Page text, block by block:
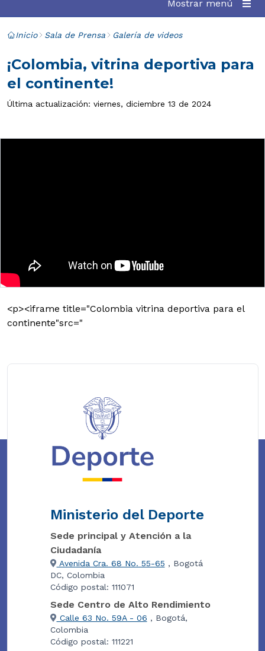
Mostrar menú
Inicio Sala de Prensa Galería de videos
¡Colombia, vitrina deportiva para
el continente!
Última actualización: viernes, diciembre 13 de 2024
<p><iframe title="Colombia vitrina deportiva para el
continente"src="
Ministerio del Deporte
Sede principal y Atención a la
Ciudadanía
Avenida Cra. 68 No. 55-65 , Bogotá
DC, Colombia
Código postal: 111071
Sede Centro de Alto Rendimiento
Calle 63 No. 59A - 06 , Bogotá,
Colombia
Código postal: 111221